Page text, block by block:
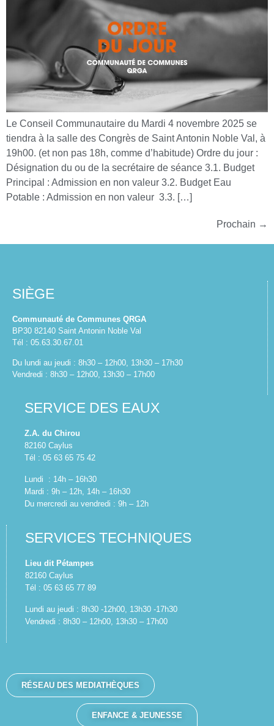
Le Conseil Communautaire du Mardi 4 novembre 2025 se
tiendra à la salle des Congrès de Saint Antonin Noble Val, à
19h00. (et non pas 18h, comme d’habitude) Ordre du jour :
Désignation du ou de la secrétaire de séance 3.1. Budget
Principal : Admission en non valeur 3.2. Budget Eau
Potable : Admission en non valeur 3.3. […]
Prochain →
SIÈGE
Communauté de Communes QRGA
BP30 82140 Saint Antonin Noble Val
Tél : 05.63.30.67.01
Du lundi au jeudi : 8h30 – 12h00, 13h30 – 17h30
Vendredi : 8h30 – 12h00, 13h30 – 17h00
SERVICE DES EAUX
Z.A. du Chirou
82160 Caylus
Tél : 05 63 65 75 42
Lundi : 14h – 16h30
Mardi : 9h – 12h, 14h – 16h30
Du mercredi au vendredi : 9h – 12h
SERVICES TECHNIQUES
Lieu dit Pétampes
82160 Caylus
Tél : 05 63 65 77 89
Lundi au jeudi : 8h30 -12h00, 13h30 -17h30
Vendredi : 8h30 – 12h00, 13h30 – 17h00
RÉSEAU DES MEDIATHÈQUES
ENFANCE & JEUNESSE